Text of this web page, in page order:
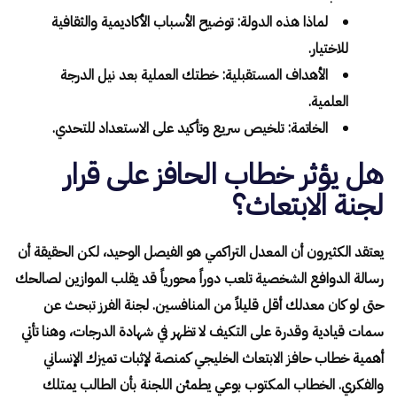
لماذا هذه الدولة: توضيح الأسباب الأكاديمية والثقافية
للاختيار.
الأهداف المستقبلية: خطتك العملية بعد نيل الدرجة
العلمية.
الخاتمة: تلخيص سريع وتأكيد على الاستعداد للتحدي.
هل يؤثر خطاب الحافز على قرار
لجنة الابتعاث؟
يعتقد الكثيرون أن المعدل التراكمي هو الفيصل الوحيد، لكن الحقيقة أن
رسالة الدوافع الشخصية تلعب دوراً محورياً قد يقلب الموازين لصالحك
حتى لو كان معدلك أقل قليلاً من المنافسين. لجنة الفرز تبحث عن
سمات قيادية وقدرة على التكيف لا تظهر في شهادة الدرجات، وهنا تأتي
أهمية خطاب حافز الابتعاث الخليجي كمنصة لإثبات تميزك الإنساني
والفكري. الخطاب المكتوب بوعي يطمئن اللجنة بأن الطالب يمتلك